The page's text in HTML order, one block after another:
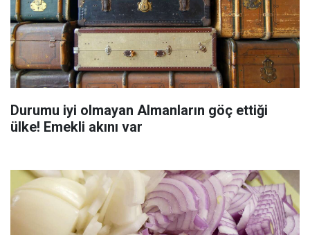
Durumu iyi olmayan Almanların göç ettiği
ülke! Emekli akını var